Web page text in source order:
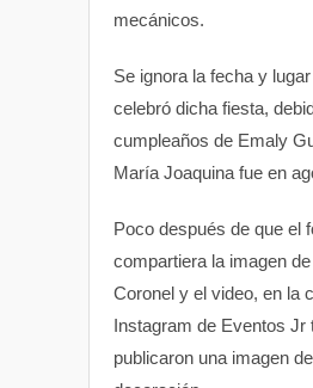
mecánicos.
Se ignora la fecha y
celebró dicha fiesta,
cumpleaños de Emaly
María Joaquina fue en
Poco después de que el
compartiera la imagen
Coronel y el video, en la
Instagram de Eventos Jr
publicaron una imagen